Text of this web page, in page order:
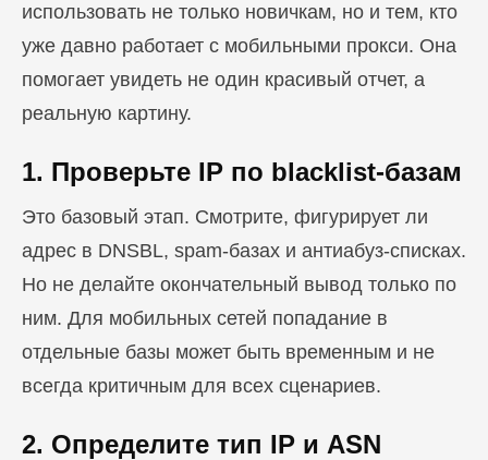
использовать не только новичкам, но и тем, кто
уже давно работает с мобильными прокси. Она
помогает увидеть не один красивый отчет, а
реальную картину.
1. Проверьте IP по blacklist-базам
Это базовый этап. Смотрите, фигурирует ли
адрес в DNSBL, spam-базах и антиабуз-списках.
Но не делайте окончательный вывод только по
ним. Для мобильных сетей попадание в
отдельные базы может быть временным и не
всегда критичным для всех сценариев.
2. Определите тип IP и ASN